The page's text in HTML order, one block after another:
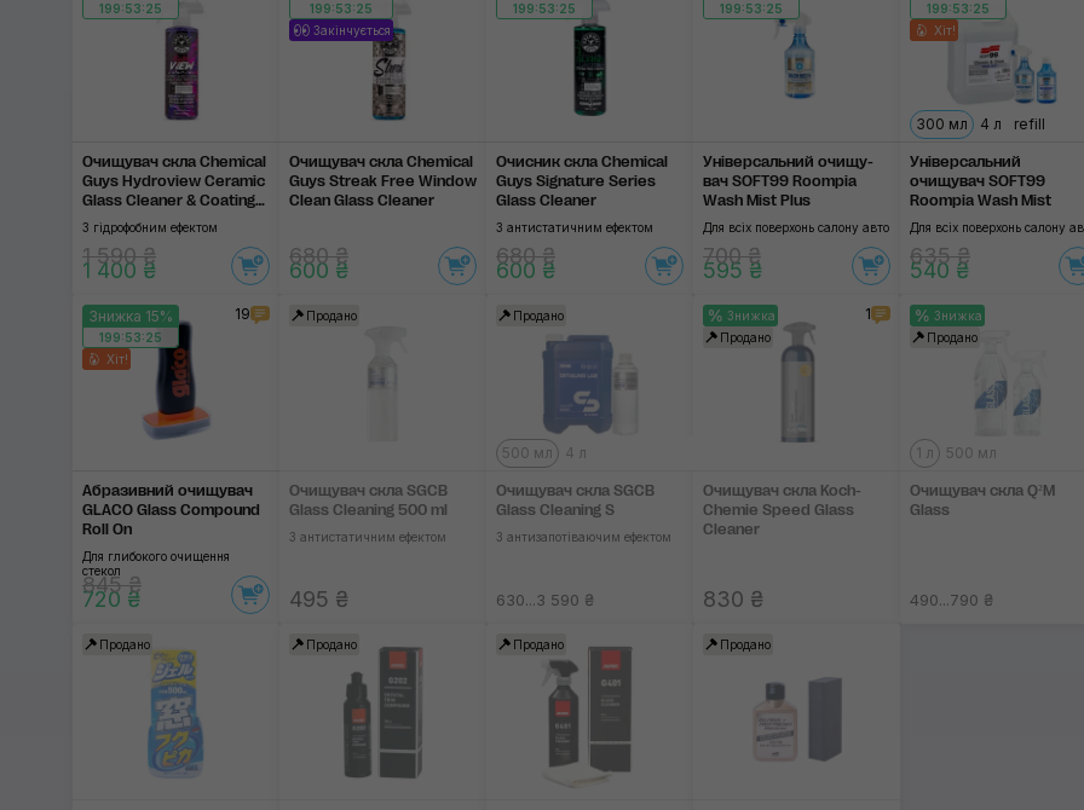
199:53:24
Очищувач скла Chemical
Guys Hydroview Ceramic
Glass Cleaner & Coating
473 ml
З гідрофобним ефектом
1 590 ₴
1 400 ₴
199:53:24
Закінчується
Очищувач скла Chemical
Guys Streak Free Window
Clean Glass Cleaner
680 ₴
600 ₴
199:53:24
Очисник скла Chemical
Guys Signature Series
Glass Cleaner
З антистатичним ефектом
680 ₴
600 ₴
199:53:24
Універсальний очищу­
вач SOFT99 Roompia
Wash Mist Plus
Для всіх поверхонь салону авто
700 ₴
595 ₴
199:53:24
Хіт!
300 мл 4 л refill
Універсальний
очищувач SOFT99
Roompia Wash Mist
Для всіх поверхонь салону
635 ₴
540 ₴
Знижка 15%
199:53:24
Хіт!
19
Абразивний очищувач
GLACO Glass Compound
Roll On
Для глибокого очищення
стекол
845 ₴
720 ₴
Продано
Очищувач скла SGCB
Glass Cleaning 500 ml
З антистатичним ефектом
495 ₴
Продано
500 мл 4 л
Очищувач скла SGCB
Glass Cleaning S
З антизапотіваючим ефектом
630...3 590 ₴
Знижка
Продано
1
Очищувач скла Koch-
Chemie Speed Glass
Cleaner
830 ₴
Знижка
Продано
1 л 500 мл
Очищувач скла Q²M
Glass
490...790 ₴
Продано Продано Продано Продано